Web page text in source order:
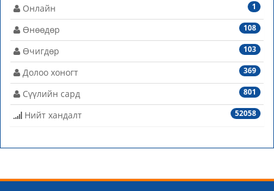
1
Онлайн
108
Өнөөдөр
103
Өчигдөр
369
Долоо хоногт
801
Сүүлийн сард
52058
Нийт хандалт